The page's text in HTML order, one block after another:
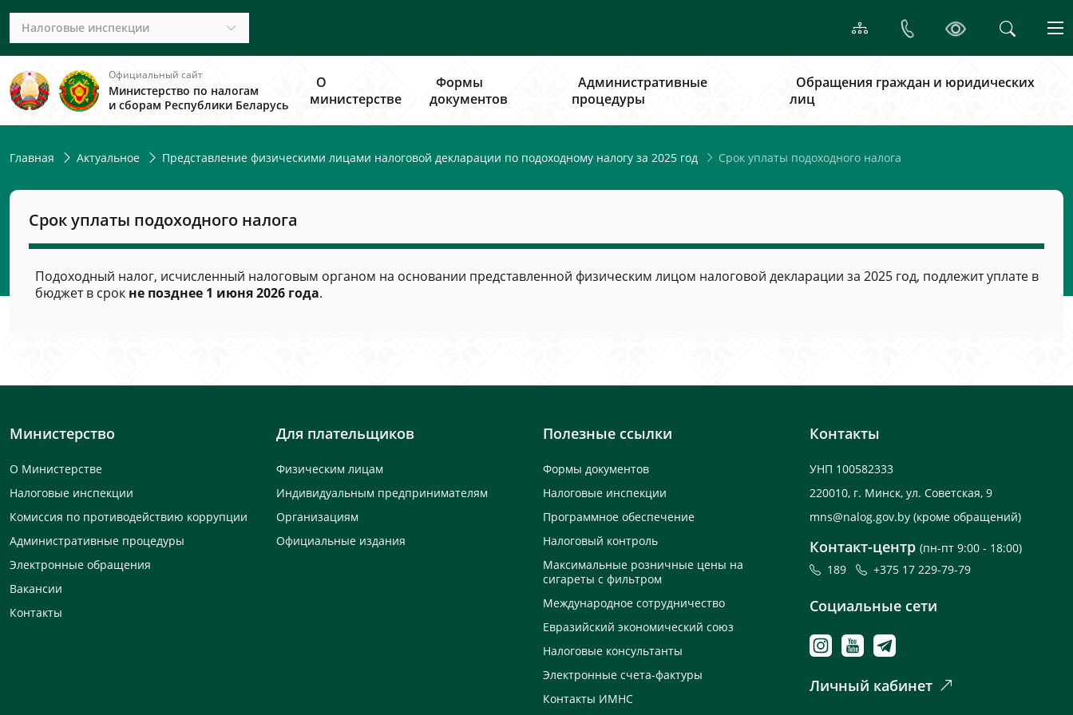
Налоговые инспекции
Официальный сайт
Министерство по налогам
и сборам Республики Беларусь
О
министерстве
Формы
документов
Административные
процедуры
Обращения граждан и юридических
лиц
Главная Актуальное Представление физическими лицами налоговой декларации по подоходному налогу за 2025 год Срок уплаты подоходного налога
Срок уплаты подоходного налога
Подоходный налог, исчисленный налоговым органом на основании представленной физическим лицом налоговой декларации за 2025 год, подлежит уплате в
бюджет в срок не позднее 1 июня 2026 года.
Министерство
О Министерстве
Налоговые инспекции
Комиссия по противодействию коррупции
Административные процедуры
Электронные обращения
Вакансии
Контакты
Для плательщиков
Физическим лицам
Индивидуальным предпринимателям
Организациям
Официальные издания
Полезные ссылки
Формы документов
Налоговые инспекции
Программное обеспечение
Налоговый контроль
Максимальные розничные цены на
сигареты с фильтром
Международное сотрудничество
Евразийский экономический союз
Налоговые консультанты
Электронные счета-фактуры
Контакты ИМНС
Контакты
УНП 100582333
220010, г. Минск, ул. Советская, 9
mns@nalog.gov.by (кроме обращений)
Контакт-центр (пн-пт 9:00 - 18:00)
189
+375 17 229-79-79
Социальные сети
Личный кабинет